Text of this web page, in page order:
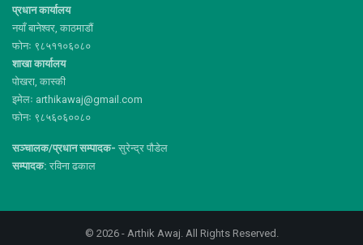
प्रधान कार्यालय
नयाँ बानेश्वर, काठमाडौं
फोनः ९८५११०६०८०
शाखा कार्यालय
पोखरा, कास्की
इमेलः arthikawaj@gmail.com
फोनः ९८५६०६००८०
सञ्चालक/प्रधान सम्पादक- सुरेन्द्र पौडेल
सम्पादक: रविना ढकाल
© 2026 - Arthik Awaj. All Rights Reserved.